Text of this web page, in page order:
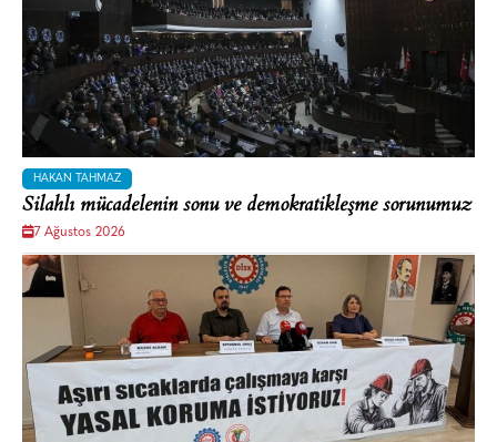
HAKAN TAHMAZ
Silahlı mücadelenin sonu ve demokratikleşme sorunumuz
7 Ağustos 2026